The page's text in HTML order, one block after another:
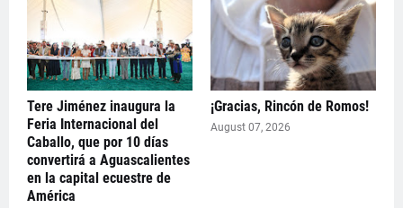
Tere Jiménez inaugura la
Feria Internacional del
Caballo, que por 10 días
convertirá a Aguascalientes
en la capital ecuestre de
América
¡Gracias, Rincón de Romos!
August 07, 2026